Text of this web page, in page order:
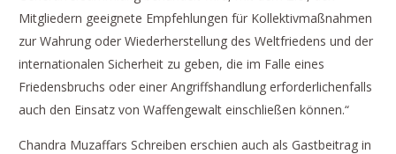
Mitgliedern geeignete Empfehlungen für Kollektivmaßnahmen
zur Wahrung oder Wiederherstellung des Weltfriedens und der
internationalen Sicherheit zu geben, die im Falle eines
Friedensbruchs oder einer Angriffshandlung erforderlichenfalls
auch den Einsatz von Waffengewalt einschließen können.“
Chandra Muzaffars Schreiben erschien auch als Gastbeitrag in